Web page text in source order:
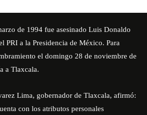
de 1994 fue asesinado Luis Donaldo
PRI a la Presidencia de México. Para
el domingo 28 de noviembre de
a Tlaxcala.
Lima, gobernador de Tlaxcala, afirmó:
con los atributos personales